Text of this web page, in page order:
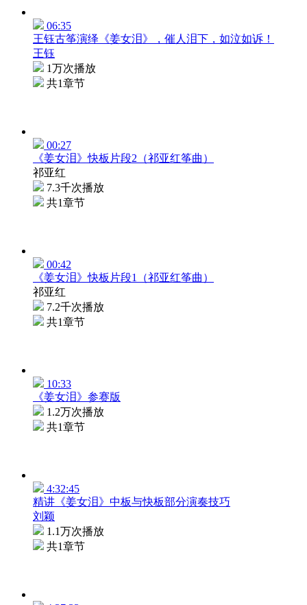
06:35
王钰古筝演绎《姜女泪》，催人泪下，如泣如诉！
王钰
1万次播放
共1章节
00:27
《姜女泪》快板片段2（祁亚红筝曲）
祁亚红
7.3千次播放
共1章节
00:42
《姜女泪》快板片段1（祁亚红筝曲）
祁亚红
7.2千次播放
共1章节
10:33
《姜女泪》参赛版
1.2万次播放
共1章节
4:32:45
精讲《姜女泪》中板与快板部分演奏技巧
刘颖
1.1万次播放
共1章节